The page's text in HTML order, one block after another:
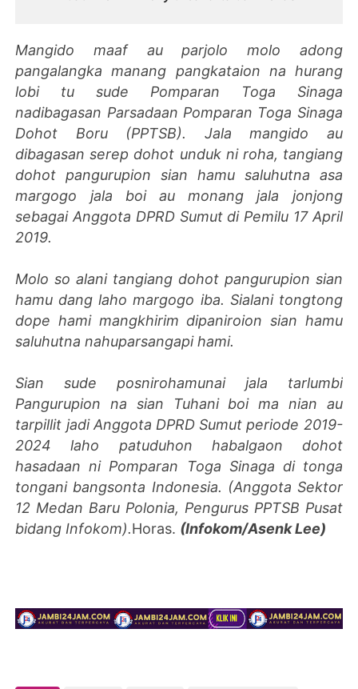
Mangido maaf au parjolo molo adong
pangalangka manang pangkataion na hurang
lobi tu sude Pomparan Toga Sinaga
nadibagasan Parsadaan Pomparan Toga Sinaga
Dohot Boru (PPTSB). Jala mangido au
dibagasan serep dohot unduk ni roha, tangiang
dohot pangurupion sian hamu saluhutna asa
margogo jala boi au monang jala jonjong
sebagai Anggota DPRD Sumut di Pemilu 17 April
2019.
Molo so alani tangiang dohot pangurupion sian
hamu dang laho margogo iba. Sialani tongtong
dope hami mangkhirim dipaniroion sian hamu
saluhutna nahuparsangapi hami.
Sian sude posnirohamunai jala tarlumbi
Pangurupion na sian Tuhani boi ma nian au
tarpillit jadi Anggota DPRD Sumut periode 2019-
2024 laho patuduhon habalgaon dohot
hasadaan ni Pomparan Toga Sinaga di tonga
tongani bangsonta Indonesia. (Anggota Sektor
12 Medan Baru Polonia, Pengurus PPTSB Pusat
bidang Infokom).Horas. (Infokom/Asenk Lee)